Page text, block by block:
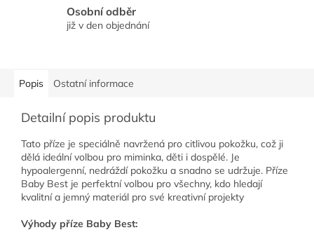
Osobní odběr
již v den objednání
Popis Ostatní informace
Detailní popis produktu
Tato příze je speciálně navržená pro citlivou pokožku, což ji
dělá ideální volbou pro miminka, děti i dospělé. Je
hypoalergenní, nedráždí pokožku a snadno se udržuje. Příze
Baby Best je perfektní volbou pro všechny, kdo hledají
kvalitní a jemný materiál pro své kreativní projekty
Výhody příze Baby Best: